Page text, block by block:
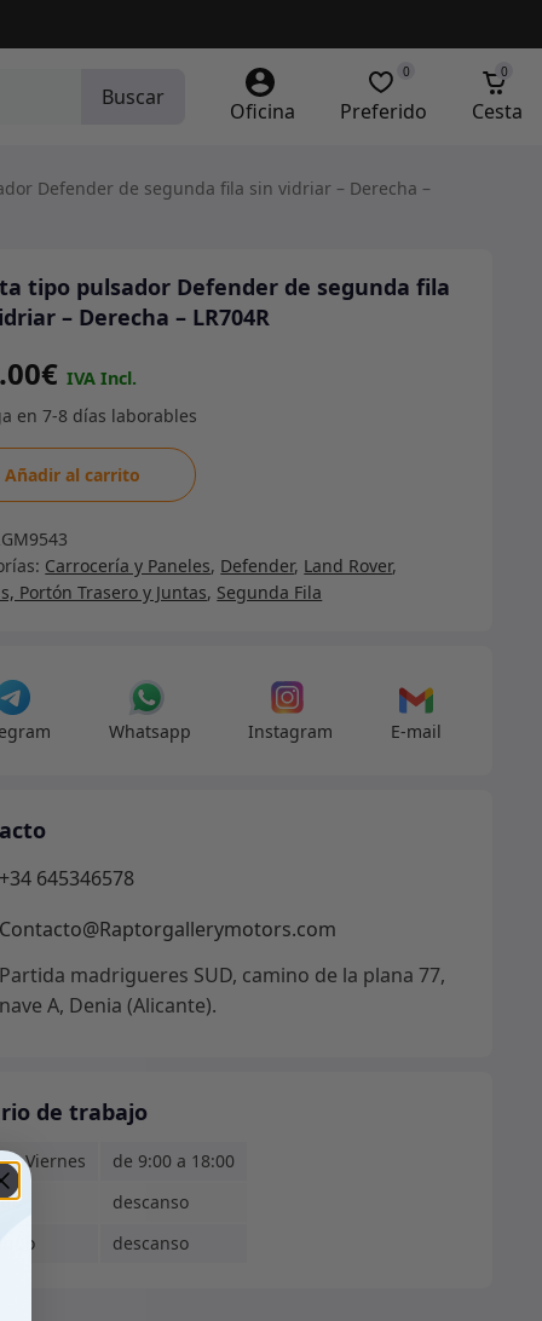
Buscar
Oficina Preferido
0
Cesta
0
Defender de segunda fila sin vidriar – Derecha –
tipo pulsador Defender de segunda fila
– Derecha – LR704R
€
Añadir al carrito
Carrocería y Paneles, Defender, Land Rover,
Portón Trasero y Juntas, Segunda Fila
Whatsapp Instagram E-mail
+34 645346578
Contacto@Raptorgallerymotors.com
Partida madrigueres SUD, camino de la plana 77,
nave A, Denia (Alicante).
de trabajo
- Viernes
de 9:00 a 18:00
descanso
descanso